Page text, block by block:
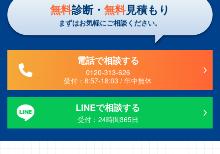
無料診断・ 無料見積もり
まずはお気軽にご相談ください。
電話で相談する
0120-313-626
受付：8:57-18:03 /年中無休
LINEで相談する
受付：24時間365日